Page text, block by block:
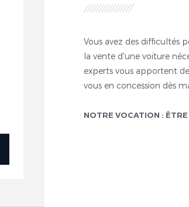
Vous avez des difficultés
la vente d'une voiture
experts vous apportent
vous en concession dès
NOTRE VOCATION :